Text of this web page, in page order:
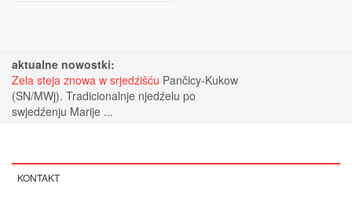
aktualne nowostki:
Zela steja znowa w srjedźišću Pančicy-Kukow
(SN/MWj). Tradicionalnje njedźelu po
swjedźenju Marije ...
KONTAKT